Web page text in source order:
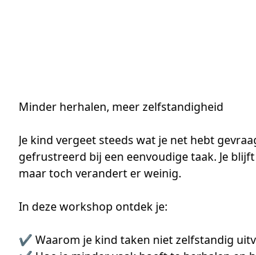
Minder herhalen, meer zelfstandigheid
Je kind vergeet steeds wat je net hebt
gefrustreerd bij een eenvoudige taak. Je
maar toch verandert er weinig.
In deze workshop ontdek je:
✔ Waarom je kind taken niet zelfstandig